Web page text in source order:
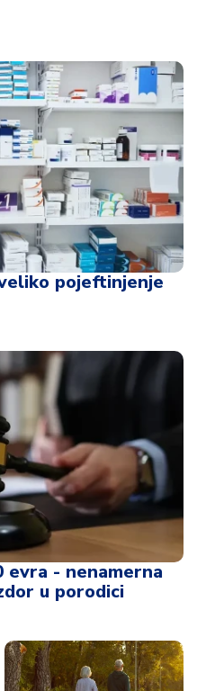
pojeftinjenje
evra - nenamerna
u porodici